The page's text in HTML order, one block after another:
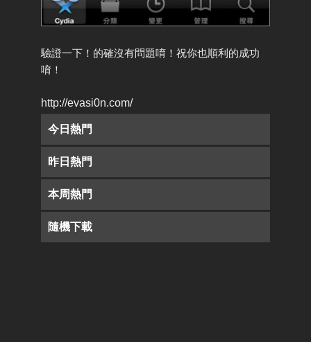
驗證一下！的確沒有問題唷！祝你也順利的成功
唷！
http://evasi0n.com/
今日熱門
昨日熱門
本周熱門
隨機下載